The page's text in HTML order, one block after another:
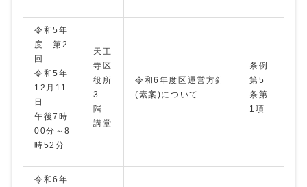
令和5年
度 第2
回
令和5年
12月11
日
午後7時
00分～8
時52分
天王
寺区
役所
3
階
講堂
令和6年度区運営方針
(素案)について
条例
第5
条第
1項
令和6年